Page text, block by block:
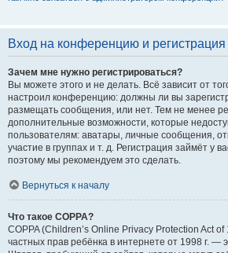
Вход на конференцию и регистрация
Зачем мне нужно регистрироваться?
Вы можете этого и не делать. Всё зависит от
настроил конференцию: должны ли вы
размещать сообщения, или нет. Тем не менее
дополнительные возможности, которые
пользователям: аватары, личные сообщения,
участие в группах и т. д. Регистрация займёт у
поэтому мы рекомендуем это сделать.
Вернуться к началу
Что такое COPPA?
COPPA (Children’s Online Privacy Protection Act
частных прав ребёнка в интернете от 1998 г. —